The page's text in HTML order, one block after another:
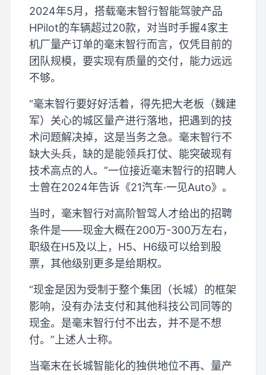
2024年5月，搭载毫末智行智能驾驶产品
HPilot的车辆超过20款，对当时手握4家主
机厂量产订单的毫末智行而言，仅凭目前的
团队规模，要实现有质量的交付，能力远远
不够。
“毫末智行要好好活着，得先把大老板（魏建
军）关心的城区量产进行落地，把遇到的技
术问题解决掉，这是当务之急。毫末智行不
缺大头兵，缺的是能领兵打仗、能突破现有
技术高点的人。”一位接近毫末智行的招聘人
士曾在2024年告诉《21汽车·一见Auto》。
当时，毫末智行对高阶智驾人才给出的招聘
条件是——现金大概在200万-300万左右，
职级在H5及以上，H5、H6级可以给到股
票，其他级别更多是给期权。
“现金是因为受制于整个集团（长城）的框架
影响，没有办法支付和其他科技公司同等的
现金。是毫末智行付不出去，并不是不想
付。”上述人士称。
当毫末在长城智能化的独供地位不再、量产